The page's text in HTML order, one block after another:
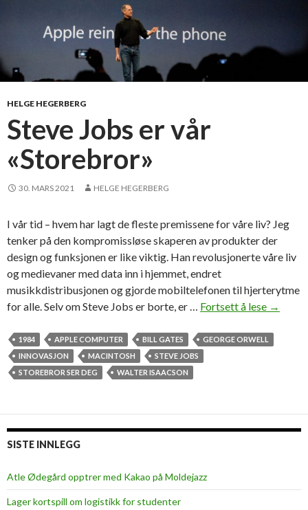
HELGE HEGERBERG
Steve Jobs er vår
«Storebror»
30. MARS 2021 HELGE HEGERBERG
I vår tid – hvem har lagt de fleste premissene for våre liv? Jeg
tenker på den kompromissløse skaperen av produkter der
design og funksjonen er like viktig. Han revolusjonerte våre liv
og medievaner med data inn i hjemmet, endret
musikkdistribusjonen og gjorde mobiltelefonen til hjerterytme
for alle. Selv om Steve Jobs er borte, er … Fortsett å lese S
v
→
1984 APPLE COMPUTER BILL GATES
GEORGE ORWELL
INNOVASJON
MACINTOSH
STEVE JOBS
STOREBROR SER DEG
WALTER ISAACSON
SISTE INNLEGG
Atle Ødegård opptrer med Kakao på Moldejazz
Lager kortspill om logistikk for studenter